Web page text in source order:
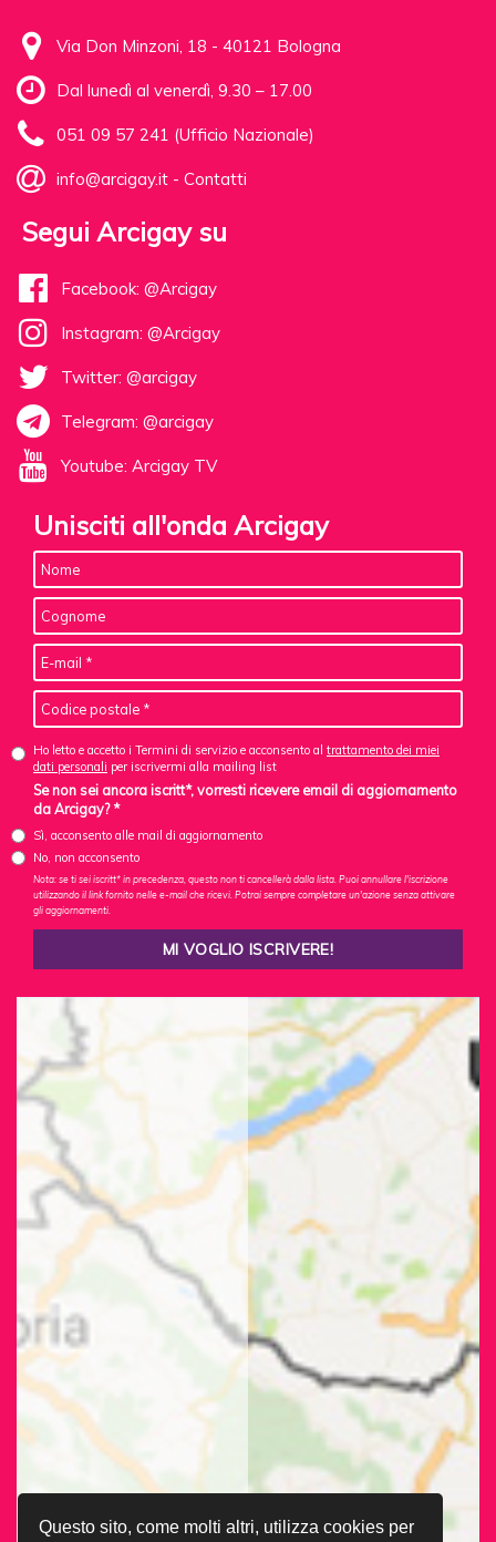
Questo sito, come molti altri, utilizza cookies per
Via Don Minzoni, 18 - 40121 Bologna
Dal lunedì al venerdì, 9.30 – 17.00
051 09 57 241 (Ufficio Nazionale)
info@arcigay.it - Contatti
Segui Arcigay su
Facebook: @Arcigay
Instagram: @Arcigay
Twitter: @arcigay
Telegram: @arcigay
Youtube: Arcigay TV
Unisciti all'onda Arcigay
Ho letto e accetto i Termini di servizio e acconsento al trattamento dei miei
dati personali per iscrivermi alla mailing list
Se non sei ancora iscritt*, vorresti ricevere email di aggiornamento
da Arcigay? *
Sì, acconsento alle mail di aggiornamento
No, non acconsento
Nota: se ti sei iscritt* in precedenza, questo non ti cancellerà dalla lista. Puoi annullare l'iscrizione
utilizzando il link fornito nelle e-mail che ricevi. Potrai sempre completare un'azione senza attivare
gli aggiornamenti.